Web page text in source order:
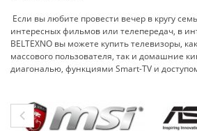
Если вы любите провести вечер в кругу
интересных фильмов или телепередач, в
BELTEXNO вы можете купить телевизоры,
массового пользователя, так и домашние
диагональю, функциями Smart-TV и